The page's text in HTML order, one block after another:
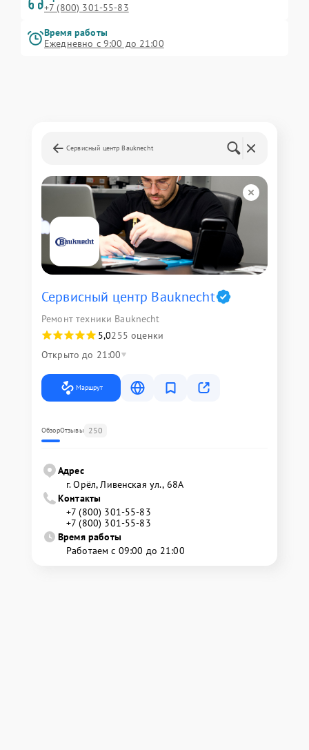
+7 (800) 301-55-83
Время работы
Ежедневно с 9:00 до 21:00
Сервисный центр Bauknecht
Сервисный центр Bauknecht
Ремонт техники Bauknecht
5,0255 оценки
Открыто до 21:00
Маршрут
ОбзорОтзывы 250
Адрес
г. Орёл, Ливенская ул., 68А
Контакты
+7 (800) 301-55-83
+7 (800) 301-55-83
Время работы
Работаем с 09:00 до 21:00